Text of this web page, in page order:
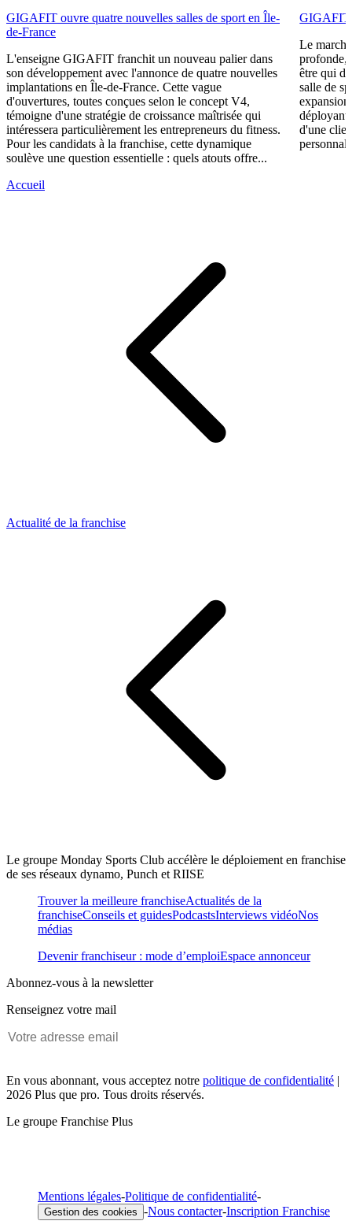
GIGAFIT ouvre quatre nouvelles salles de sport en Île-
de-France
L'enseigne GIGAFIT franchit un nouveau palier dans
son développement avec l'annonce de quatre nouvelles
implantations en Île-de-France. Cette vague
d'ouvertures, toutes conçues selon le concept V4,
témoigne d'une stratégie de croissance maîtrisée qui
intéressera particulièrement les entrepreneurs du fitness.
Pour les candidats à la franchise, cette dynamique
soulève une question essentielle : quels atouts offre...
GIGAFIT
Le
profonde,
être qui
salle de
déployant
d'une
Accueil
Actualité de la franchise
Le groupe Monday Sports Club accélère le déploiement en franchise
de ses réseaux dynamo, Punch et RIISE
Trouver la meilleure franchiseActualités de la
franchiseConseils et guidesPodcastsInterviews vidéoNos
médias
Devenir franchiseur : mode d’emploiEspace annonceur
Abonnez-vous à la newsletter
Renseignez votre mail
En vous abonnant, vous acceptez notre politique de confidentialité |
2026 Plus que pro. Tous droits réservés.
Le groupe Franchise Plus
Mentions légales-Politique de confidentialité-
Gestion des cookies -Nous contacter-Inscription Franchise